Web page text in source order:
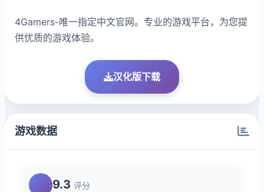
4Gamers-唯一指定中文官网。专业的游戏平台，为您提
供优质的游戏体验。
汉化版下载
游戏数据
9.3 评分